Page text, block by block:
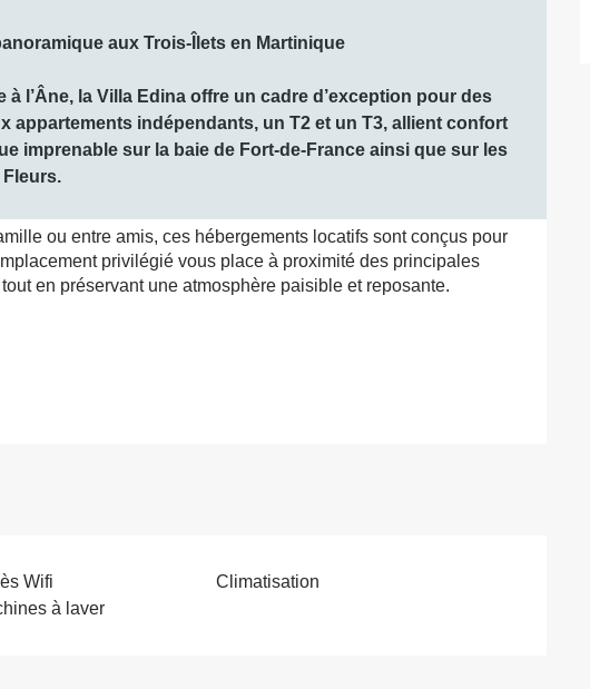
aux Trois-Îlets en Martinique
à l’Âne, la Villa Edina offre un cadre d’exception pour des
appartements indépendants, un T2 et un T3, allient confort
imprenable sur la baie de Fort-de-France ainsi que sur les
Fleurs.
ou entre amis, ces hébergements locatifs sont conçus pour
privilégié vous place à proximité des principales
en préservant une atmosphère paisible et reposante.
Wifi
Climatisation
à laver